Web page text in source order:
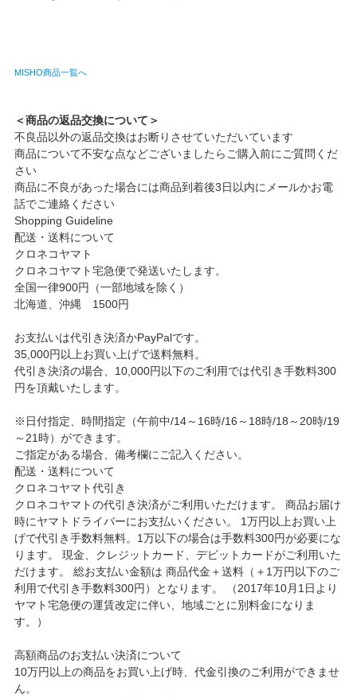
MISHO商品一覧へ
＜商品の返品交換について＞
不良品以外の返品交換はお断りさせていただいています
商品について不安な点などございましたらご購入前にご質問くだ
さい
商品に不良があった場合には商品到着後3日以内にメールかお電
話でご連絡ください
Shopping Guideline
配送・送料について
クロネコヤマト
クロネコヤマト宅急便で発送いたします。
全国一律900円（一部地域を除く）
北海道、沖縄 1500円
お支払いは代引き決済かPayPalです。
35,000円以上お買い上げで送料無料。
代引き決済の場合、10,000円以下のご利用では代引き手数料300
円を頂戴いたします。
※日付指定、時間指定（午前中/14～16時/16～18時/18～20時/19
～21時）ができます。
ご指定がある場合、備考欄にご記入ください。
配送・送料について
クロネコヤマト代引き
クロネコヤマトの代引き決済がご利用いただけます。 商品お届け
時にヤマトドライバーにお支払いください。 1万円以上お買い上
げで代引き手数料無料。1万以下の場合は手数料300円が必要にな
ります。 現金、クレジットカード、デビットカードがご利用いた
だけます。 総お支払い金額は 商品代金＋送料（＋1万円以下のご
利用で代引き手数料300円）となります。 （2017年10月1日より
ヤマト宅急便の運賃改定に伴い、地域ごとに別料金になりま
す。）
高額商品のお支払い決済について
10万円以上の商品をお買い上げ時、代金引換のご利用ができませ
ん。